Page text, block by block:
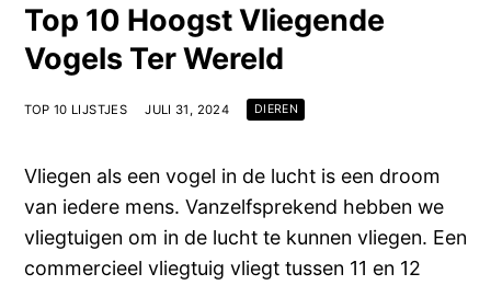
Top 10 Hoogst Vliegende
Vogels Ter Wereld
TOP 10 LIJSTJES JULI 31, 2024 DIEREN
Vliegen als een vogel in de lucht is een droom
van iedere mens. Vanzelfsprekend hebben we
vliegtuigen om in de lucht te kunnen vliegen. Een
commercieel vliegtuig vliegt tussen 11 en 12